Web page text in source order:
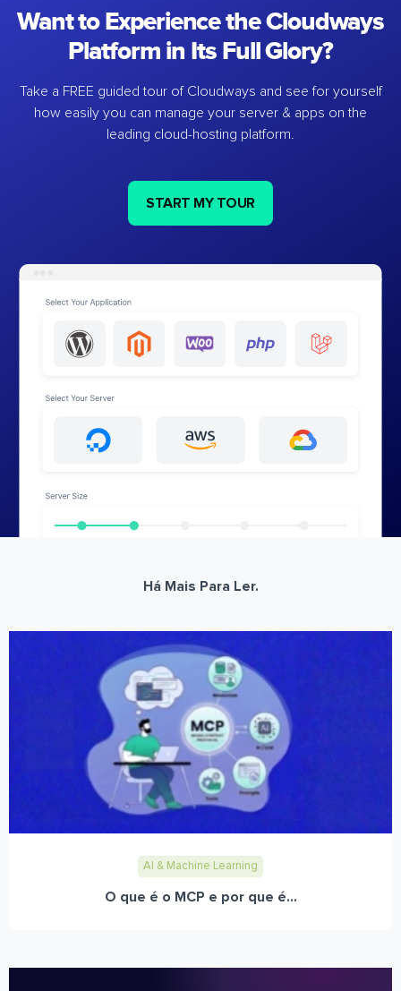
Want to Experience the Cloudways
Platform in Its Full Glory?
Take a FREE guided tour of Cloudways and see for yourself
how easily you can manage your server & apps on the
leading cloud-hosting platform.
START MY TOUR
Há Mais Para Ler.
AI & Machine Learning
O que é o MCP e por que é...